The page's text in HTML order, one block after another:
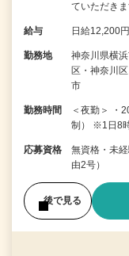
ていただき
給与 日給12,200
勤務地
神奈川県横
区・神奈川
市
勤務時間
＜夜勤＞ ・
制） ※1日8
応募資格
無資格・未
由2号）
後で見る